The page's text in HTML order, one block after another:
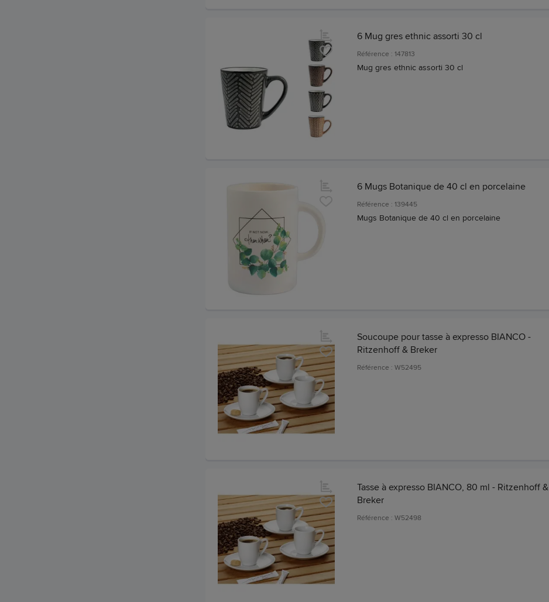
6 Mug gres ethnic assorti 30 cl
Référence : 147813
Mug gres ethnic assorti 30 cl
6 Mugs Botanique de 40 cl en porcelaine
Référence : 139445
Mugs Botanique de 40 cl en porcelaine
Soucoupe pour tasse à expresso BIANCO -
Ritzenhoff & Breker
Référence : W52495
Tasse à expresso BIANCO, 80 ml - Ritzenhoff &
Breker
Référence : W52498